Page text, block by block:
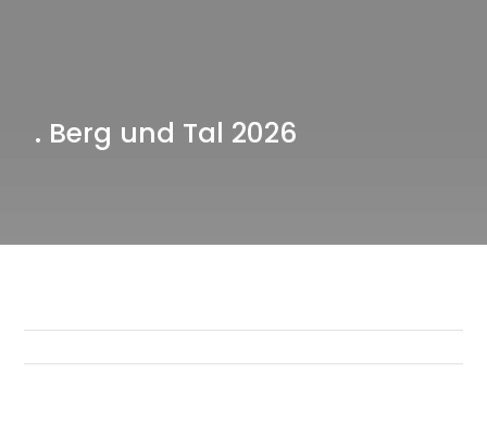
. Berg und Tal 2026